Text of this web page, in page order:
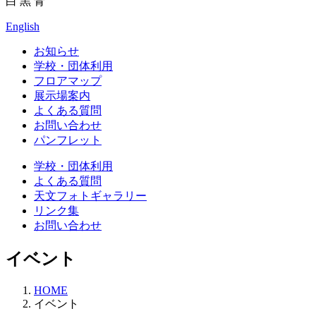
English
お知らせ
学校・団体利用
フロアマップ
展示場案内
よくある質問
お問い合わせ
パンフレット
学校・団体利用
よくある質問
天文フォトギャラリー
リンク集
お問い合わせ
イベント
HOME
イベント